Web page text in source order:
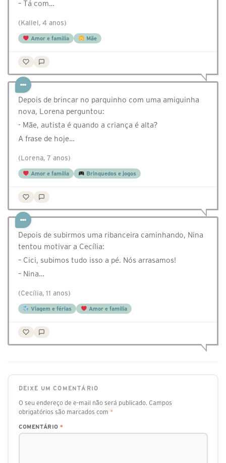
– Tá com…
(Kallel, 4 anos)
Amor e família Mãe
Depois de brincar no parquinho com uma amiguinha
nova, Lorena perguntou:
- Mãe, autista é quando a criança é alta?
A frase de hoje…
(Lorena, 7 anos)
Amor e família Brinquedos e jogos
Depois de subirmos uma ribanceira caminhando, Nina
tentou motivar a Cecília:
– Cici, subimos tudo isso a pé. Nós arrasamos!
– Nina…
(Cecília, 11 anos)
Viagem e férias Amor e família
DEIXE UM COMENTÁRIO
O seu endereço de e-mail não será publicado. Campos
obrigatórios são marcados com *
COMENTÁRIO *